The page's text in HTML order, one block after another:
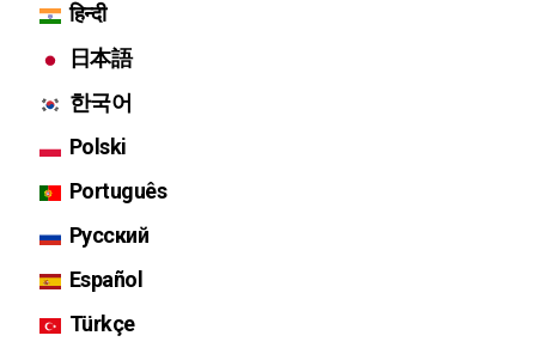
हिन्दी
日本語
한국어
Polski
Português
Русский
Español
Türkçe